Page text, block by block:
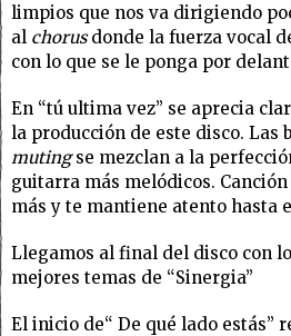
limpios que nos va dirigiendo
al chorusdonde la fuerza vocal
con lo que se le ponga por
En “tú ultima vez” se aprecia
la producción de este disco. Las
mutingse mezclan a la
guitarra más melódicos.
más y te mantiene atento hasta
Llegamos al final del disco con
mejores temas de “Sinergia”
El inicio de“ De qué lado estás”